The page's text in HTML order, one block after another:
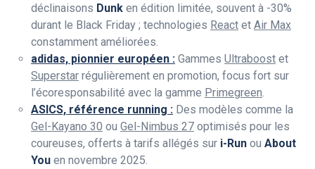
déclinaisons Dunk en édition limitée, souvent à -30%
durant le Black Friday ; technologies React et Air Max
constamment améliorées.
adidas, pionnier européen : Gammes Ultraboost et
Superstar régulièrement en promotion, focus fort sur
l’écoresponsabilité avec la gamme Primegreen
ASICS, référence running : Des modèles comme la
Gel-Kayano 30 ou Gel-Nimbus 27 optimisés pour les
coureuses, offerts à tarifs allégés sur i-Run ou About
You en novembre 2025.